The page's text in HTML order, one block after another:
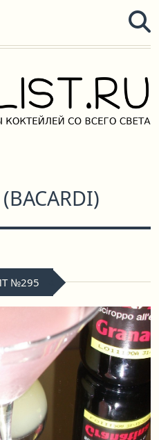
(BACARDI)
№295